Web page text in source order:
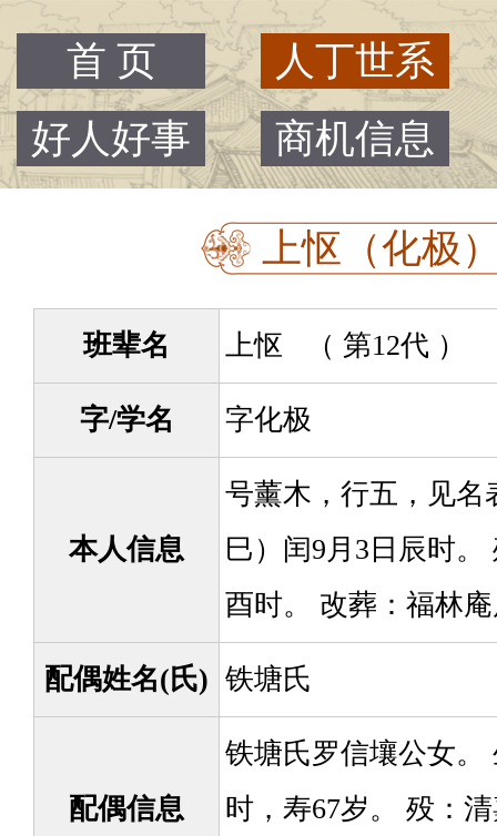
首 页
人丁世系
好人好事
商机信息
上怄（化极
班辈名 上怄 （ 第12代 ）
字/学名 字化极
本人信息
号薰木，行五，见名
巳）闰9月3日辰时
酉时。 改葬：福林
配偶姓名(氏) 铁塘氏
配偶信息
铁塘氏罗信壤公女。
时，寿67岁。 殁：